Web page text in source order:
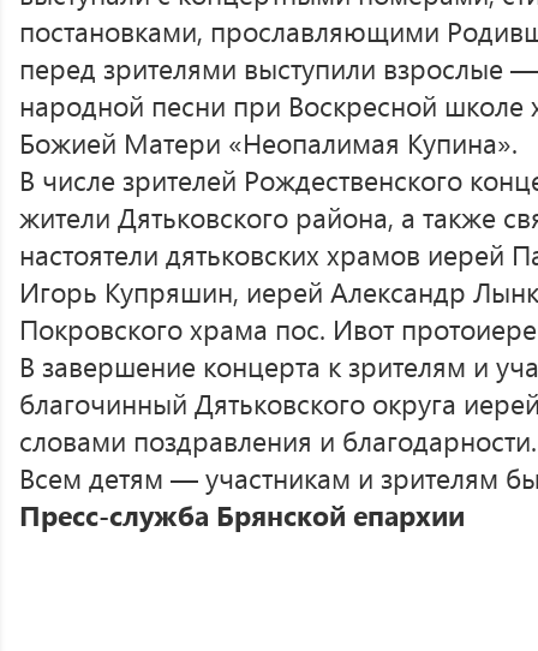
постановками, прославляющими
перед зрителями выступили взрослые —
народной песни при Воскресной школе
Божией Матери «Неопалимая Купина».
В числе зрителей Рождественского
жители Дятьковского района, а также
настоятели дятьковских храмов иерей
Игорь Купряшин, иерей Александр
Покровского храма пос. Ивот
В завершение концерта к зрителям и
благочинный Дятьковского округа
словами поздравления и благодарности.
Всем детям — участникам и зрителям
Пресс-служба Брянской епархии